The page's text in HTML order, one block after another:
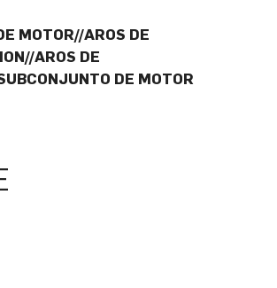
MOTOR//AROS DE
AROS DE
DE MOTOR